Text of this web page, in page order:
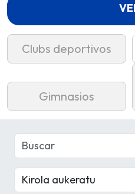
Clubs deportivos
Gimnasios